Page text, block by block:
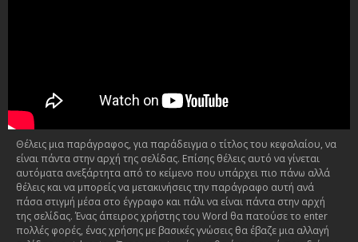
Θέλεις μια παράγραφος, για παράδειγμα ο τίτλος του κεφαλαίου, να
είναι πάντα στην αρχή της σελίδας. Επίσης θέλεις αυτό να γίνεται
αυτόματα ανεξάρτητα από το κείμενο που υπάρχει πιο πάνω αλλά
θέλεις και να μπορείς να μετακινήσεις την παράγραφο αυτή ανά
πάσα στιγμή μέσα στο έγγραφο και πάλι να είναι πάντα στην αρχή
της σελίδας. Ένας άπειρος χρήστης του Word θα πατούσε το enter
πολλές φορές, ένας χρήσης με βασικές γνώσεις θα έβαζε μια αλλαγή